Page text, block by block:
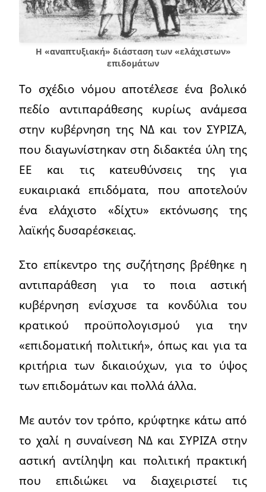
Η «αναπτυξιακή» διάσταση των «ελάχιστων»
επιδομάτων
Το σχέδιο νόμου αποτέλεσε ένα βολικό
πεδίο αντιπαράθεσης κυρίως ανάμεσα
στην κυβέρνηση της ΝΔ και τον ΣΥΡΙΖΑ,
που διαγωνίστηκαν στη διδακτέα ύλη της
ΕΕ και τις κατευθύνσεις της για
ευκαιριακά επιδόματα, που αποτελούν
ένα ελάχιστο «δίχτυ» εκτόνωσης της
λαϊκής δυσαρέσκειας.
Στο επίκεντρο της συζήτησης βρέθηκε η
αντιπαράθεση για το ποια αστική
κυβέρνηση ενίσχυσε τα κονδύλια του
κρατικού προϋπολογισμού για την
«επιδοματική πολιτική», όπως και για τα
κριτήρια των δικαιούχων, για το ύψος
των επιδομάτων και πολλά άλλα.
Με αυτόν τον τρόπο, κρύφτηκε κάτω από
το χαλί η συναίνεση ΝΔ και ΣΥΡΙΖΑ στην
αστική αντίληψη και πολιτική πρακτική
που επιδιώκει να διαχειριστεί τις